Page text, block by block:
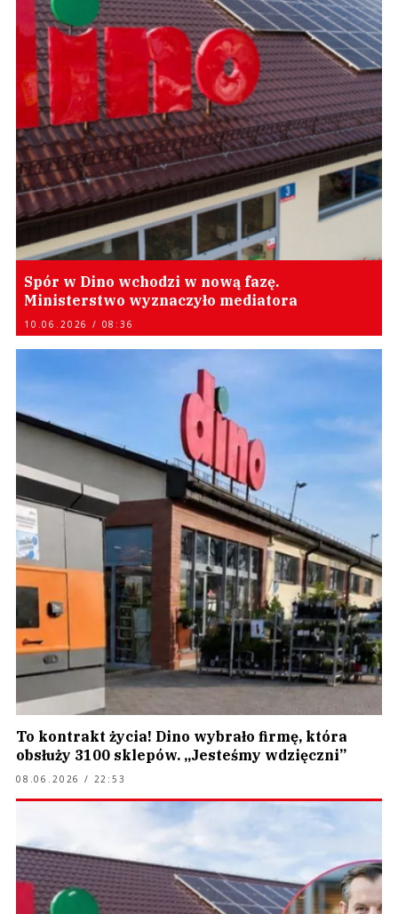
Spór w Dino wchodzi w nową fazę.
Ministerstwo wyznaczyło mediatora
10.06.2026 / 08:36
To kontrakt życia! Dino wybrało firmę, która
obsłuży 3100 sklepów. „Jesteśmy wdzięczni”
08.06.2026 / 22:53